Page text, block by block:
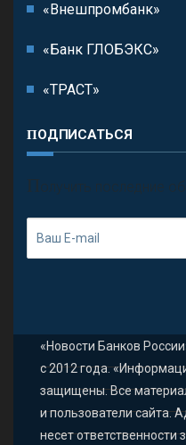
«Внешпромбанк»
«Банк ГЛОБЭКС»
«ТРАСТ»
ПОДПИСАТЬСЯ
П олучить последние
«Новости Банков
с 2012 года.
защищены. Все
и пользователи сайта.
несет ответственности